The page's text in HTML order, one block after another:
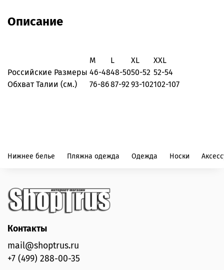
Описание
M L XL
XXL
Российские Размеры 46-4848-5050-52 52-54
Обхват Талии (см.)
76-8687-92 93-102102-107
Нижнее белье Пляжна одежда Одежда Носки
Контакты
mail@shoptrus.ru
+7 (499) 288-00-35